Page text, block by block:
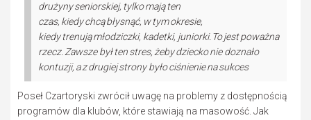
drużyny seniorskiej, tylko mają ten
czas, kiedy chcą błysnąć, w tym okresie,
kiedy trenują młodziczki, kadetki, juniorki. To jest poważna
rzecz. Zawsze był ten stres, żeby dziecko nie doznało
kontuzji, a z drugiej strony było ciśnienie na sukces
Poseł Czartoryski zwrócił uwagę na problemy z dostępnością
programów dla klubów, które stawiają na masowość. Jak